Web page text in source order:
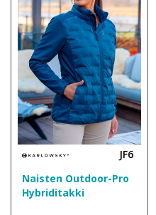
JF6
Naisten Outdoor-Pro
Hybriditakki